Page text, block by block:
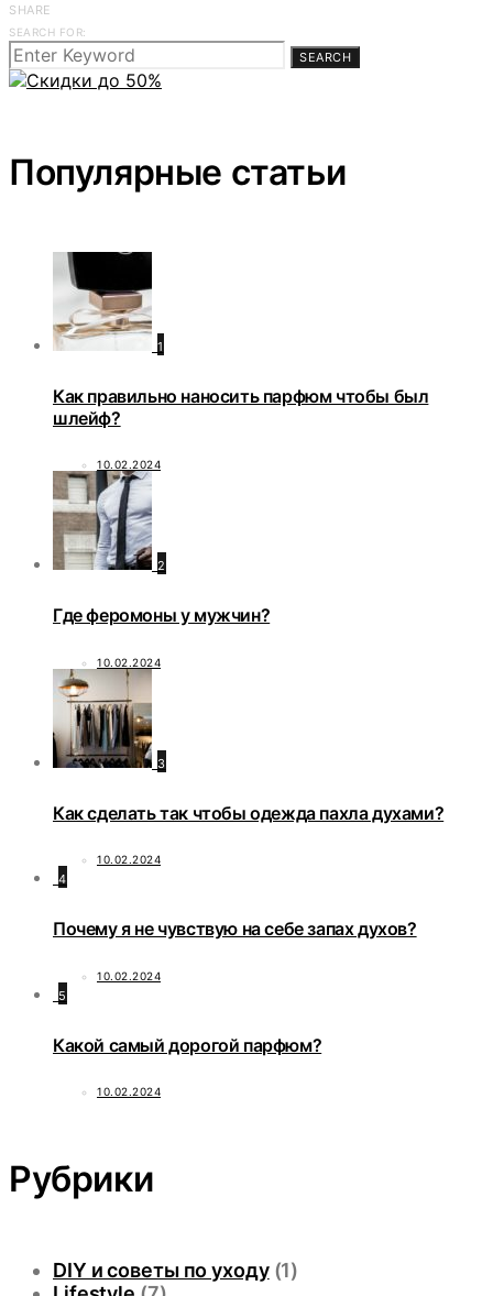
SHARE
SEARCH FOR:
SEARCH
Популярные статьи
1
Как правильно наносить парфюм чтобы был
шлейф?
10.02.2024
2
Где феромоны у мужчин?
10.02.2024
3
Как сделать так чтобы одежда пахла духами?
10.02.2024
4
Почему я не чувствую на себе запах духов?
10.02.2024
5
Какой самый дорогой парфюм?
10.02.2024
Рубрики
DIY и советы по уходу(1)